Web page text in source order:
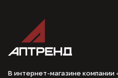
В интернет-магазине